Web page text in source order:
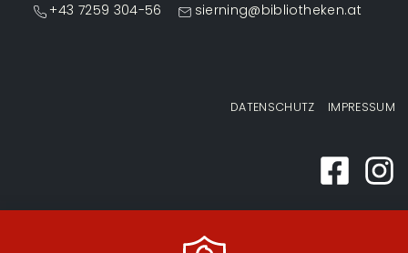
+43 7259 304-56
sierning@bibliotheken.at
DATENSCHUTZ IMPRESSUM